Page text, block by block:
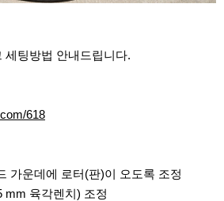
세팅방법 안내드립니다.
618
가운데에 로터(판)이 오도록 조정
mm 육각렌치) 조정